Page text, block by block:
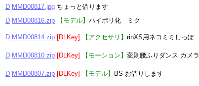
D MMD00817.jpg ちょっと借ります
D MMD00816.zip 【モデル】 ハイポリ化 ミク
D MMD00814.zip [DLKey] 【アクセサリ】 rinXS用ネコミミしっぽ
D MMD00810.zip [DLKey] 【モーション】 変則腰ふりダンス カメラ
D MMD00807.zip [DLKey] 【モデル】 BS お借りします